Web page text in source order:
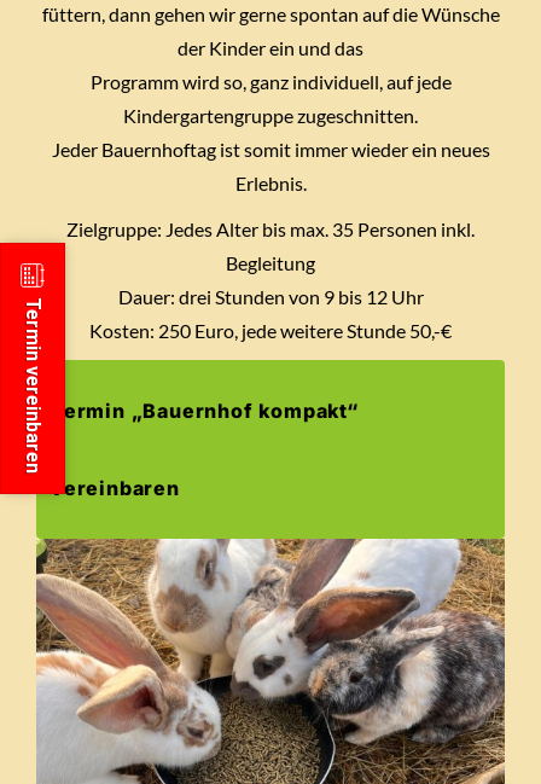
füttern, dann gehen wir gerne spontan auf die Wünsche
der Kinder ein und das
Programm wird so, ganz individuell, auf jede
Kindergartengruppe zugeschnitten.
Jeder Bauernhoftag ist somit immer wieder ein neues
Erlebnis.
Zielgruppe: Jedes Alter bis max. 35 Personen inkl.
Begleitung
Dauer: drei Stunden von 9 bis 12 Uhr
Kosten: 250 Euro, jede weitere Stunde 50,-€
Termin „Bauernhof kompakt“
vereinbaren
Termin vereinbaren